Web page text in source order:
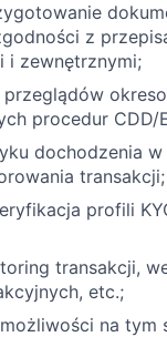
z
i zewnętrznymi;
procedur CDD/
dochodzenia
transakcji;
profili
transakcji,
etc.;
na tym